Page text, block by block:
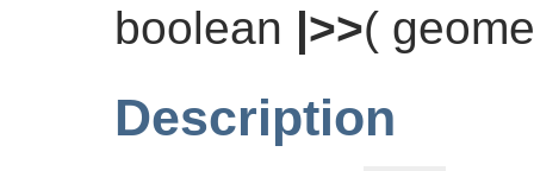
boolean |>>(
Description